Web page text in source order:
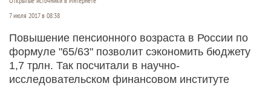
7 июля 2017 в 08:38
Повышение пенсионного возраста в России по
формуле "65/63" позволит сэкономить бюджету
1,7 трлн. Так посчитали в научно-
исследовательском финансовом институте